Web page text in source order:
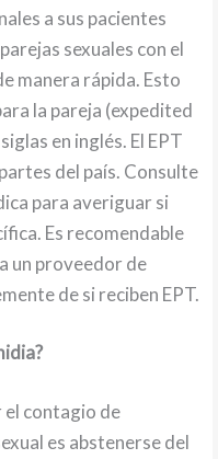
a sus pacientes
sexuales con el
manera rápida. Esto
la pareja (expedited
en inglés. El EPT
del país. Consulte
para averiguar si
Es recomendable
un proveedor de
de si reciben EPT.
el contagio de
es abstenerse del